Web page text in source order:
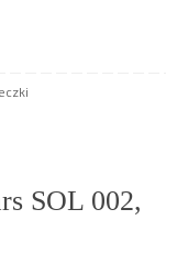
SOL 002,